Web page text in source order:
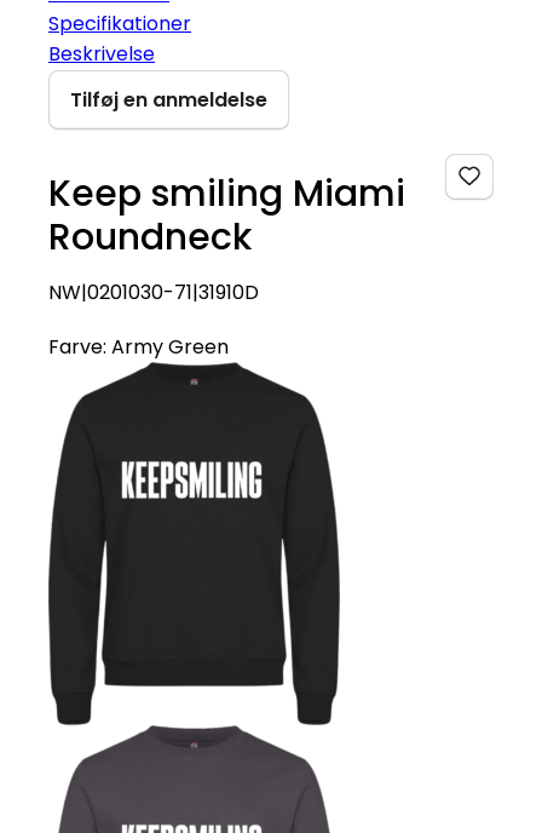
Specifikationer
Beskrivelse
Tilføj en anmeldelse
Keep smiling Miami
Roundneck
NW|0201030-71|31910D
Farve: Army Green